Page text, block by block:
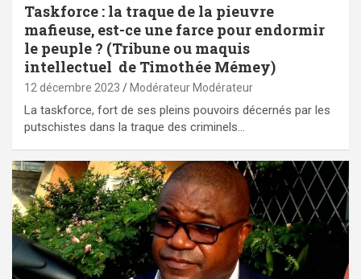
Taskforce : la traque de la pieuvre
mafieuse, est-ce une farce pour endormir
le peuple ? (Tribune ou maquis
intellectuel de Timothée Mémey)
12 décembre 2023 Modérateur Modérateur
La taskforce, fort de ses pleins pouvoirs décernés par les
putschistes dans la traque des criminels…